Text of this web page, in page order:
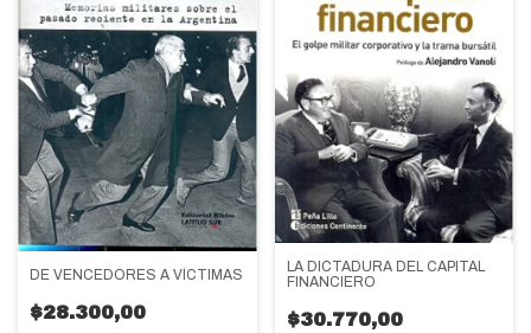
DE VENCEDORES A VÍCTIMAS
$28.300,00
LA DICTADURA DEL CAPITAL
FINANCIERO
$30.770,00